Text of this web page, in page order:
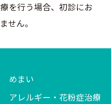
を行う場合、初診にお
せん。
めまい
アレルギー・花粉症治療